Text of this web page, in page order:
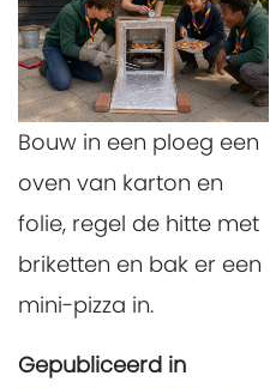
Bouw in een ploeg een
oven van karton en
folie, regel de hitte met
briketten en bak er een
mini-pizza in.
Gepubliceerd in